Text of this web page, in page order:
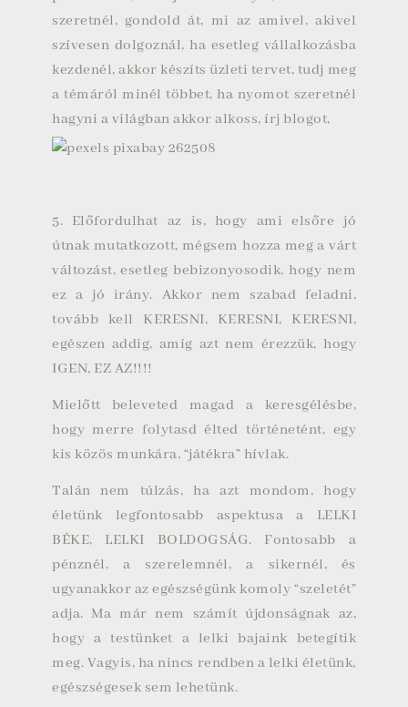
szeretnél, gondold át, mi az amivel, akivel
szívesen dolgoznál, ha esetleg vállalkozásba
kezdenél, akkor készíts üzleti tervet, tudj meg
a témáról minél többet, ha nyomot szeretnél
hagyni a világban akkor alkoss, írj blogot,
5. Előfordulhat az is, hogy ami elsőre jó
útnak mutatkozott, mégsem hozza meg a várt
változást, esetleg bebizonyosodik, hogy nem
ez a jó irány. Akkor nem szabad feladni,
tovább kell KERESNI, KERESNI, KERESNI,
egészen addig, amíg azt nem érezzük, hogy
IGEN, EZ AZ!!!!
Mielőtt beleveted magad a keresgélésbe,
hogy merre folytasd élted történetént, egy
kis közös munkára, “játékra” hívlak.
Talán nem túlzás, ha azt mondom, hogy
életünk legfontosabb aspektusa a LELKI
BÉKE, LELKI BOLDOGSÁG. Fontosabb a
pénznél, a szerelemnél, a sikernél, és
ugyanakkor az egészségünk komoly “szeletét”
adja. Ma már nem számít újdonságnak az,
hogy a testünket a lelki bajaink betegítik
meg. Vagyis, ha nincs rendben a lelki életünk,
egészségesek sem lehetünk.